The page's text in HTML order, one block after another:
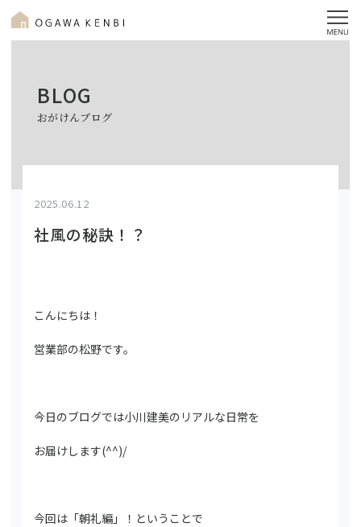
BLOG
おがけんブログ
2025.06.12
社風の秘訣！？
こんにちは！
営業部の松野です。
今日のブログでは小川建美のリアルな日常を
お届けします(^^)/
今回は「朝礼編」！ということで